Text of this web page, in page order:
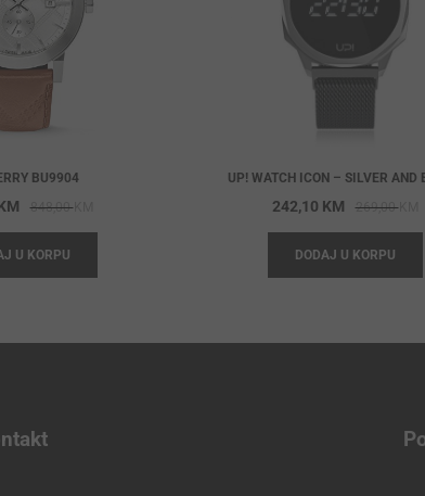
BU9904
848,00KM
price
848,00 KM.
price
763,20 KM.
U KORPU
UP! WATCH ICON – SILVER AND
269,00KM
242,10 KM
DODAJ U KORPU